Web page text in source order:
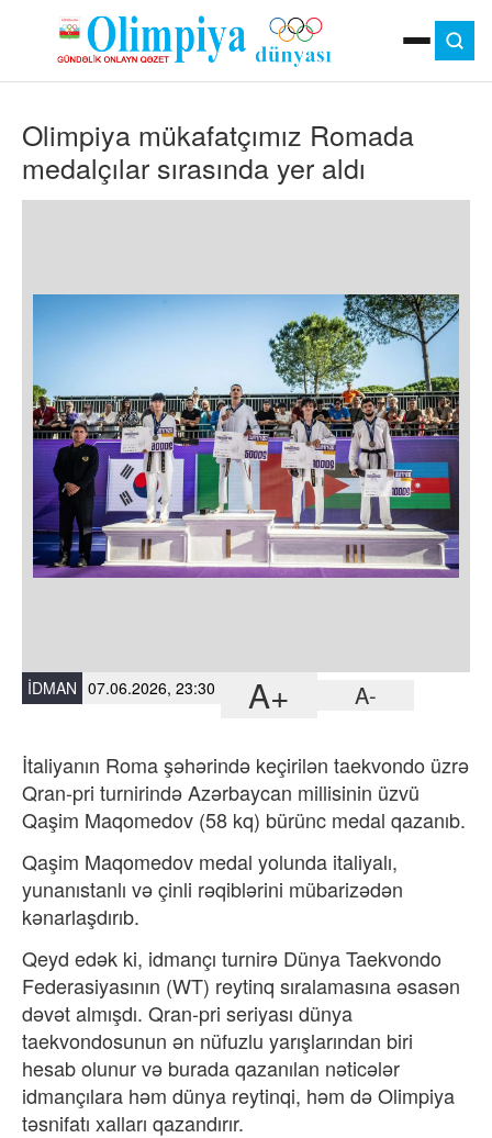
MOK
OLIMPIYA OYUNLARI
ÇAP VERSIYASI
TV
MƏDƏNIYYƏT
DIGƏR
Olimpiya mükafatçımız Romada
medalçılar sırasında yer aldı
İDMAN 07.06.2026, 23:30 A+ A-
İtaliyanın Roma şəhərində keçirilən taekvondo üzrə
Qran-pri turnirində Azərbaycan millisinin üzvü
Qaşim Maqomedov (58 kq) bürünc medal qazanıb.
Qaşim Maqomedov medal yolunda italiyalı,
yunanıstanlı və çinli rəqiblərini mübarizədən
kənarlaşdırıb.
Qeyd edək ki, idmançı turnirə Dünya Taekvondo
Federasiyasının (WT) reytinq sıralamasına əsasən
dəvət almışdı. Qran-pri seriyası dünya
taekvondosunun ən nüfuzlu yarışlarından biri
hesab olunur və burada qazanılan nəticələr
idmançılara həm dünya reytinqi, həm də Olimpiya
təsnifatı xalları qazandırır.